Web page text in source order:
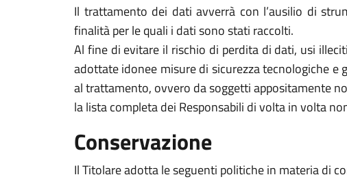
Il trattamento dei dati avverrà con l’ausilio di
finalità per le quali i dati sono stati raccolti.
Al fine di evitare il rischio di perdita di dati, usi
adottate idonee misure di sicurezza tecnologiche
al trattamento, ovvero da soggetti appositamente
la lista completa dei Responsabili di volta in volta
Conservazione
Il Titolare adotta le seguenti politiche in materia di